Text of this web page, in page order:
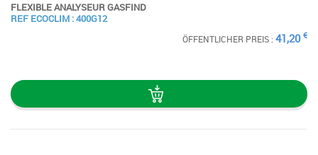
SIEHE
FLEXIBLE ANALYSEUR GASFIND
REF ECOCLIM : 400G12
ÖFFENTLICHER PREIS : 41,20 €